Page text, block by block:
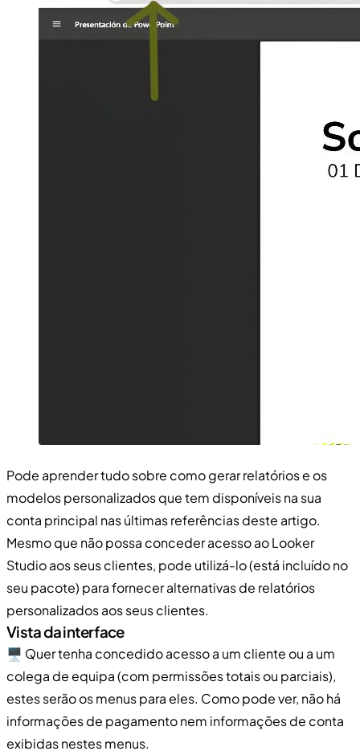
Pode aprender tudo sobre como gerar relatórios e os
modelos personalizados que tem disponíveis na sua
conta principal nas últimas referências deste artigo.
Mesmo que não possa conceder acesso ao Looker
Studio aos seus clientes, pode utilizá-lo (está incluído no
seu pacote) para fornecer alternativas de relatórios
personalizados aos seus clientes.
Vista da interface
🖥️ Quer tenha concedido acesso a um cliente ou a um
colega de equipa (com permissões totais ou parciais),
estes serão os menus para eles. Como pode ver, não há
informações de pagamento nem informações de conta
exibidas nestes menus.